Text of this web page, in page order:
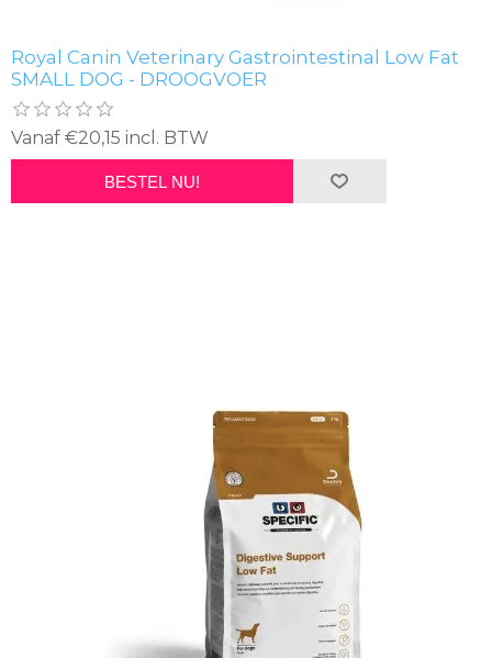
Royal Canin Veterinary Gastrointestinal Low Fat
SMALL DOG - DROOGVOER
Vanaf €20,15 incl. BTW
BESTEL NU!